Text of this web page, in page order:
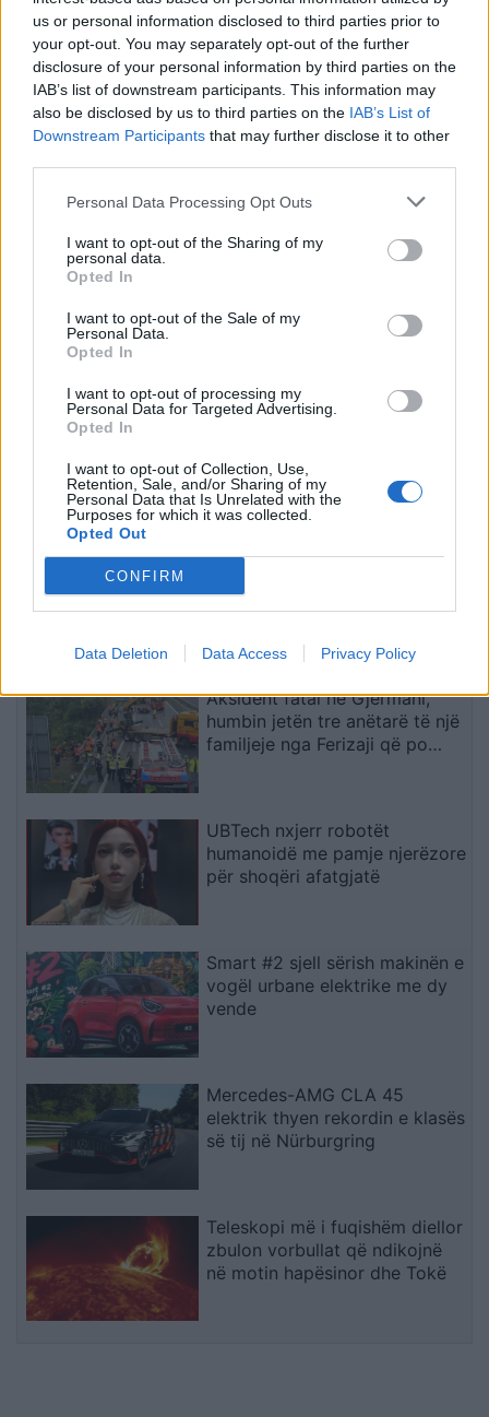
us or personal information disclosed to third parties prior to
your opt-out. You may separately opt-out of the further
disclosure of your personal information by third parties on the
IAB’s list of downstream participants. This information may
also be disclosed by us to third parties on the IAB’s List of
Downstream Participants that may further disclose it to other
Personal Data Processing Opt Outs
I want to opt-out of the Sharing of my
personal data.
Opted In
I want to opt-out of the Sale of my
Personal Data.
Opted In
I want to opt-out of processing my
Personal Data for Targeted Advertising.
Opted In
I want to opt-out of Collection, Use,
Retention, Sale, and/or Sharing of my
Personal Data that Is Unrelated with the
Purposes for which it was collected.
Opted Out
CONFIRM
Data Deletion Data Access Privacy Policy
Sllovakia përballet me
vapë ekstreme,
termometri arrin 42.2
gradë Celsius
Dy tramvaje përplasen në
Gjermani, rreth 25 të
plagosur, tre në gjendje
kritike
Trump favorizon JD
Vance si pasues të
mundshëm për zgjedhjet
presidenciale të vitit
Washington Post
29 të plagosur nga sulmet
e Huthive me raketa dhe
të fundit
zbardhen tri arsyet e vendimit
Arsenali heq dorë nga Vinicius
Jr., synon me vendosmëri
sulmuesin e Evertonit
Aksident fatal në Gjermani,
humbin jetën tre anëtarë të një
familjeje nga Ferizaji që po
UBTech nxjerr robotët
humanoidë me pamje njerëzore
për shoqëri afatgjatë
Smart #2 sjell sërish makinën e
vogël urbane elektrike me dy
vende
Mercedes-AMG CLA 45
elektrik thyen rekordin e klasës
së tij në Nürburgring
Teleskopi më i fuqishëm diellor
zbulon vorbullat që ndikojnë
në motin hapësinor dhe Tokë